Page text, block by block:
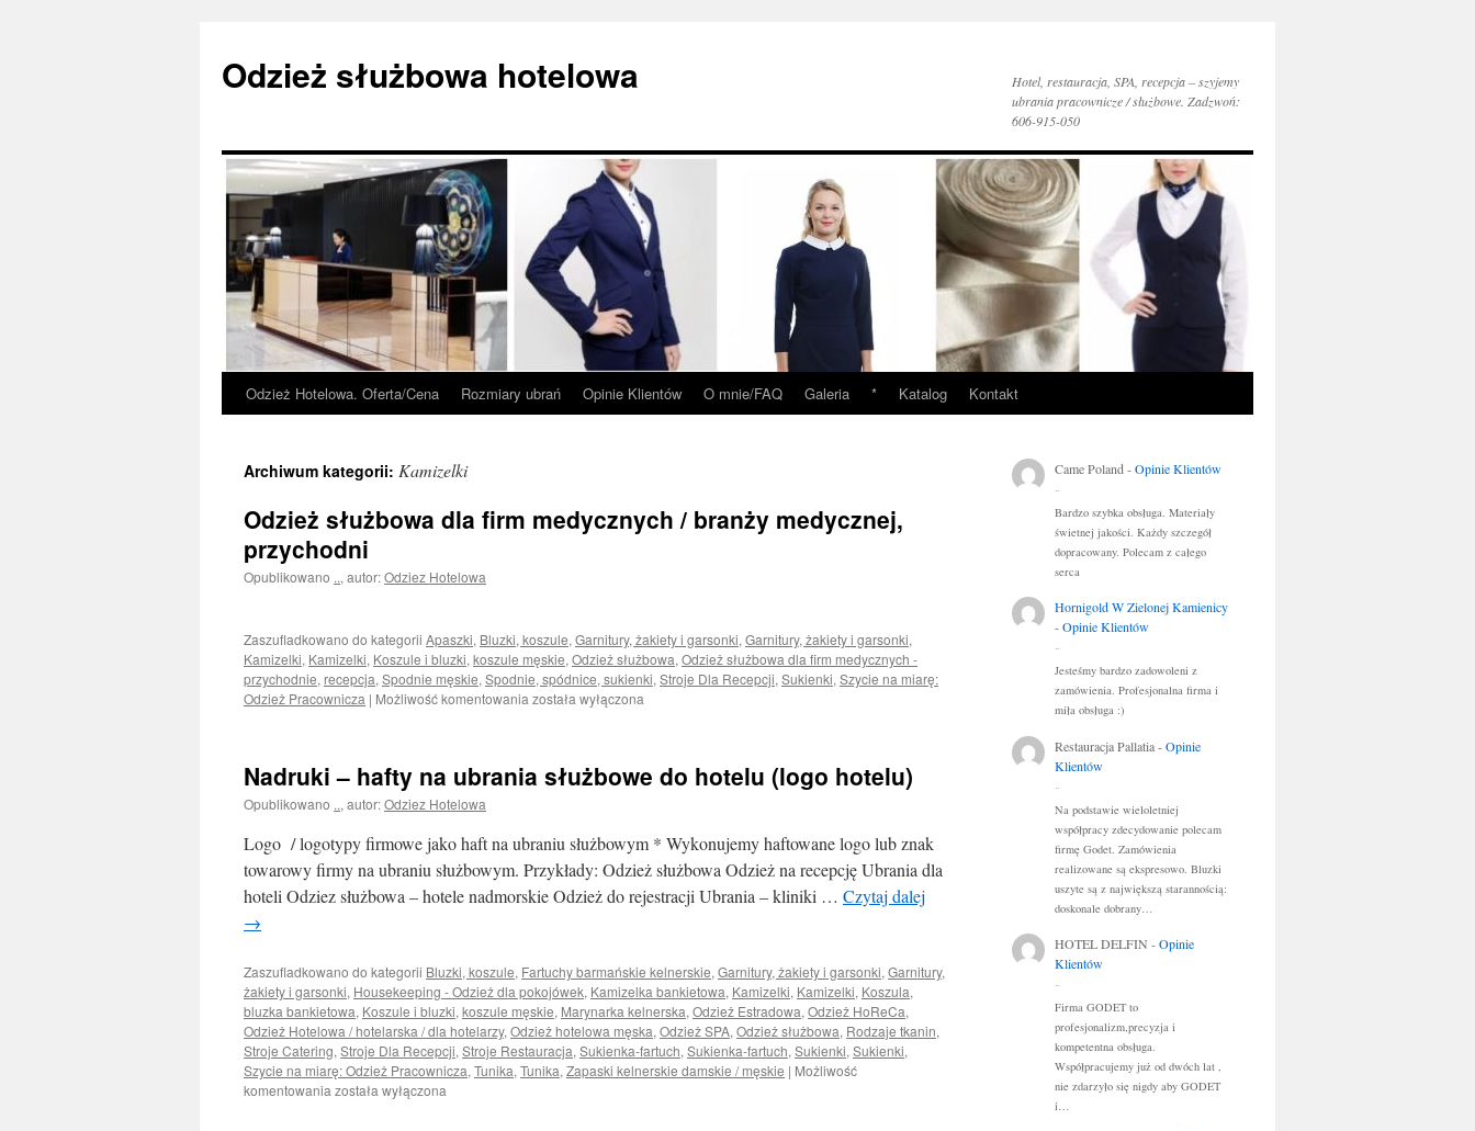
treści
Odzież służbowa hotelowa
Hotel, restauracja, SPA, recepcja – szyjemy
ubrania pracownicze / służbowe. Zadzwoń:
606-915-050
Odzież Hotelowa. Oferta/Cena Rozmiary ubrań Opinie Klientów O mnie/FAQ Galeria * Katalog Kontakt
Archiwum kategorii: Kamizelki
Odzież służbowa dla firm medycznych / branży medycznej,
przychodni
Opublikowano .., autor:Odziez Hotelowa
Zaszufladkowano do kategorii Apaszki, Bluzki, koszule, Garnitury, żakiety i garsonki, Garnitury, żakiety i garsonki,
Kamizelki, Kamizelki, Koszule i bluzki, koszule męskie, Odzież służbowa, Odzież służbowa dla firm medycznych -
przychodnie, recepcja, Spodnie męskie, Spodnie, spódnice, sukienki, Stroje Dla Recepcji, Sukienki, Szycie na miarę:
Odzież Pracownicza | Możliwość komentowania Odzież
medycznych
medycznej,
przychodni
została wyłączona
Nadruki – hafty na ubrania służbowe do hotelu (logo hotelu)
Opublikowano .., autor:Odziez Hotelowa
Logo / logotypy firmowe jako haft na ubraniu służbowym * Wykonujemy haftowane logo lub znak
towarowy firmy na ubraniu służbowym. Przykłady: Odzież służbowa Odzież na recepcję Ubrania dla
hoteli Odziez służbowa – hotele nadmorskie Odzież do rejestracji Ubrania – kliniki … Czytaj dalej
→
Zaszufladkowano do kategorii Bluzki, koszule, Fartuchy barmańskie kelnerskie, Garnitury, żakiety i garsonki, Garnitury,
żakiety i garsonki, Housekeeping - Odzież dla pokojówek, Kamizelka bankietowa, Kamizelki, Kamizelki, Koszula,
bluzka bankietowa, Koszule i bluzki, koszule męskie, Marynarka kelnerska, Odzież Estradowa, Odzież HoReCa,
Odzież Hotelowa / hotelarska / dla hotelarzy, Odzież hotelowa męska, Odzież SPA, Odzież służbowa, Rodzaje tkanin,
Stroje Catering, Stroje Dla Recepcji, Stroje Restauracja, Sukienka-fartuch, Sukienka-fartuch, Sukienki, Sukienki,
Szycie na miarę: Odzież Pracownicza, Tunika, Tunika, Zapaski kelnerskie damskie / męskie | Możliwość
komentowania Nadruki
została wyłączona
Came Poland -Opinie Klientów
..
Bardzo szybka obsługa. Materiały
świetnej jakości. Każdy szczegół
dopracowany. Polecam z całego
serca
Hornigold W Zielonej Kamienicy
-Opinie Klientów
..
Jesteśmy bardzo zadowoleni z
zamówienia. Profesjonalna firma i
miła obsługa :)
Restauracja Pallatia-Opinie
Klientów
..
Na podstawie wieloletniej
współpracy zdecydowanie polecam
firmę Godet. Zamówienia
realizowane są ekspresowo. Bluzki
uszyte są z największą starannością:
doskonale dobrany…
HOTEL DELFIN -Opinie
Klientów
..
Firma GODET to
profesjonalizm,precyzja i
kompetentna obsługa.
Współpracujemy już od dwóch lat ,
nie zdarzyło się nigdy aby GODET
i…